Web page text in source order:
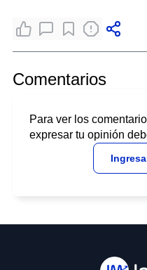
Comentarios
Para ver los
expresar tu opinión